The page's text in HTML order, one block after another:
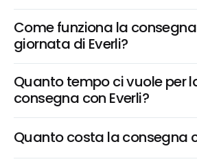
Come funziona la
giornata di Everli?
Quanto tempo ci vuole per
consegna con Everli?
Quanto costa la consegna